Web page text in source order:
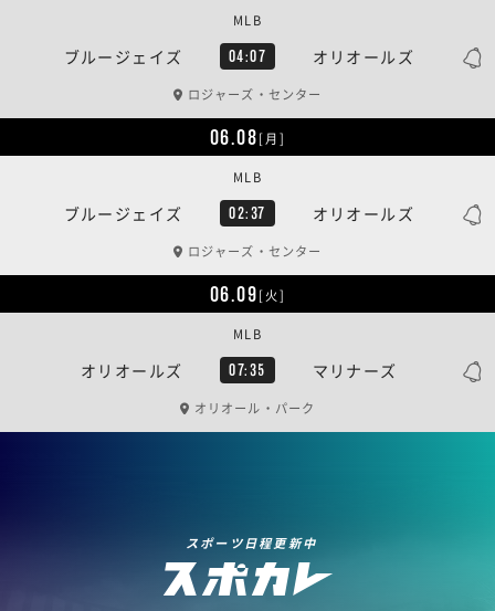
ブルージェイズ 04:07 オリオールズ
MLB
ロジャーズ・センター
06.08[月]
ブルージェイズ 02:37 オリオールズ
MLB
ロジャーズ・センター
06.09[火]
オリオールズ 07:35 マリナーズ
MLB
オリオール・パーク
スポーツ日程更新中